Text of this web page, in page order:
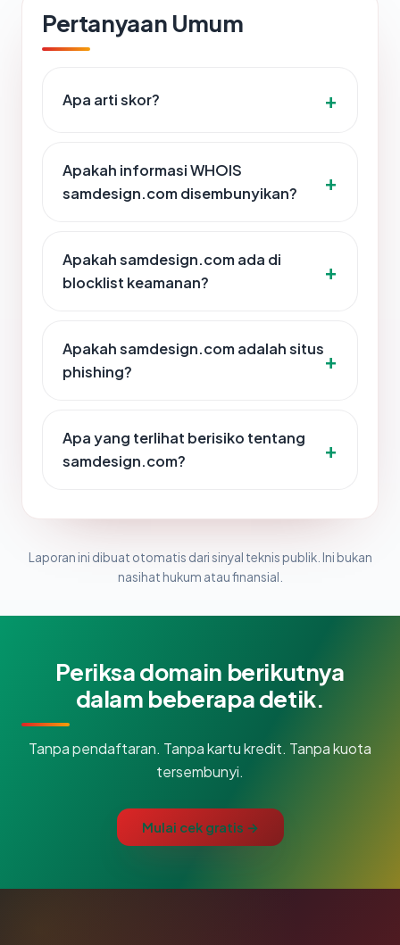
Pertanyaan Umum
Apa arti skor?
Apakah informasi WHOIS
samdesign.com disembunyikan?
Apakah samdesign.com ada di
blocklist keamanan?
Apakah samdesign.com adalah situs
phishing?
Apa yang terlihat berisiko tentang
samdesign.com?
Laporan ini dibuat otomatis dari sinyal teknis publik. Ini bukan
nasihat hukum atau finansial.
Periksa domain berikutnya
dalam beberapa detik.
Tanpa pendaftaran. Tanpa kartu kredit. Tanpa kuota
tersembunyi.
Mulai cek gratis →